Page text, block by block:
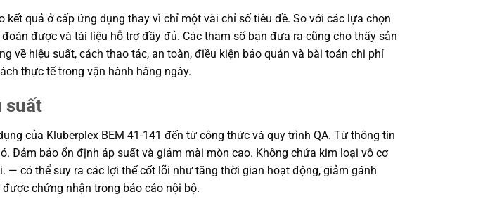
quả ở cấp ứng dụng thay vì chỉ một vài chỉ số tiêu đề. So với các lựa chọn
được và tài liệu hỗ trợ đầy đủ. Các tham số bạn đưa ra cũng cho thấy sản
về hiệu suất, cách thao tác, an toàn, điều kiện bảo quản và bài toán chi phí
thực tế trong vận hành hằng ngày.
suất
của Kluberplex BEM 41-141 đến từ công thức và quy trình QA. Từ thông tin
Đảm bảo ổn định áp suất và giảm mài mòn cao. Không chứa kim loại vô cơ
có thể suy ra các lợi thế cốt lõi như tăng thời gian hoạt động, giảm gánh
chứng nhận trong báo cáo nội bộ.